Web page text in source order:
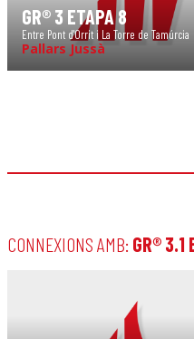
GR® 3 ETAPA 8
Entre Pont d'Orrit i La Torre de Tamúrcia
Pallars Jussà
CONNEXIONS AMB: GR® 3.1